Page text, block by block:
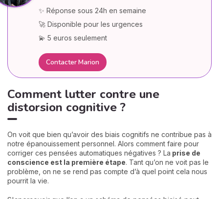
✨ Réponse sous 24h en semaine
🚀 Disponible pour les urgences
💫 5 euros seulement
Contacter Marion
Comment lutter contre une
distorsion cognitive ?
On voit que bien qu’avoir des biais cognitifs ne contribue pas à
notre épanouissement personnel. Alors comment faire pour
corriger ces pensées automatiques négatives ? La prise de
conscience est la première étape. Tant qu’on ne voit pas le
problème, on ne se rend pas compte d’à quel point cela nous
pourrit la vie.